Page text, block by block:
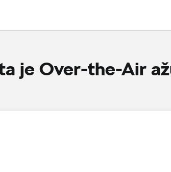
je Over-the-Air